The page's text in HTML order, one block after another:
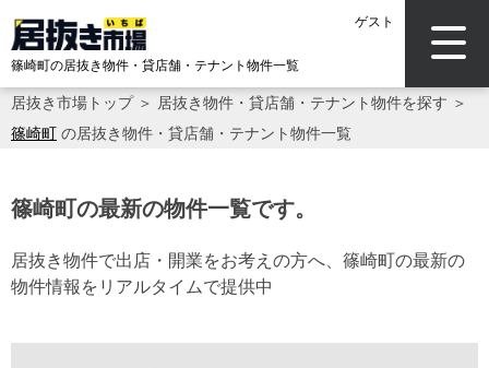
ゲスト
篠崎町の居抜き物件・貸店舗・テナント物件一覧
居抜き市場トップ＞ 居抜き物件・貸店舗・テナント物件を探す ＞
篠崎町 の居抜き物件・貸店舗・テナント物件一覧
篠崎町の最新の物件一覧です。
居抜き物件で出店・開業をお考えの方へ、篠崎町の最新の
物件情報をリアルタイムで提供中